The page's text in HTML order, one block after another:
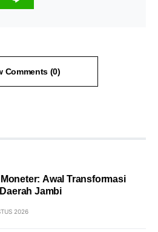
Comments (0)
Awal Transformasi
Jambi
2026